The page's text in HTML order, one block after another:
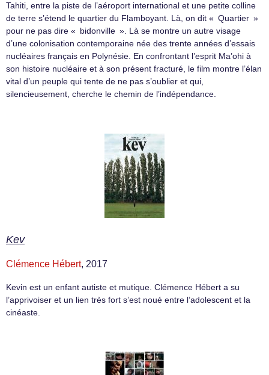
Tahiti, entre la piste de l’aéroport international et une petite colline
de terre s’étend le quartier du Flamboyant. Là, on dit « Quartier »
pour ne pas dire « bidonville ». Là se montre un autre visage
d’une colonisation contemporaine née des trente années d’essais
nucléaires français en Polynésie. En confrontant l’esprit Ma’ohi à
son histoire nucléaire et à son présent fracturé, le film montre l’élan
vital d’un peuple qui tente de ne pas s’oublier et qui,
silencieusement, cherche le chemin de l’indépendance.
Kev
Clémence Hébert, 2017
Kevin est un enfant autiste et mutique. Clémence Hébert a su
l’apprivoiser et un lien très fort s’est noué entre l’adolescent et la
cinéaste.